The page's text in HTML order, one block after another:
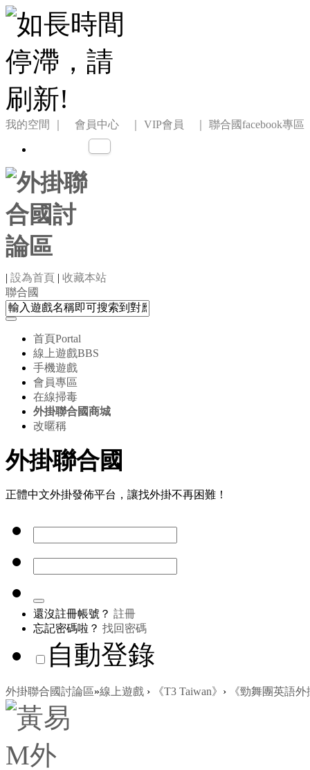
我的空間 ｜ 會員中心 ｜ VIP會員 ｜ 聯合國facebook專區
| 設為首頁 | 收藏本站
聯合國
首頁Portal
線上遊戲BBS
手機遊戲
會員專區
在線掃毒
外掛聯合國商城
改暱稱
外掛聯合國
正體中文外掛發佈平台，讓找外掛不再困難！
還沒註冊帳號？ 註冊
忘記密碼啦？ 找回密碼
自動登錄
外掛聯合國討論區»線上遊戲 › 《T3 Taiwan》 › 《勁舞團英語